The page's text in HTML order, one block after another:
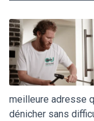
meilleure adresse
dénicher sans